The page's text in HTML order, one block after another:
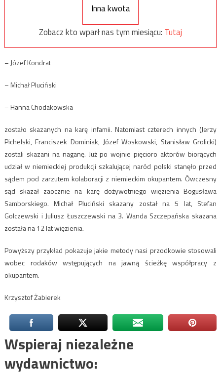
Inna kwota
Zobacz kto wparł nas tym miesiącu: Tutaj
– Józef Kondrat
– Michał Pluciński
– Hanna Chodakowska
zostało skazanych na karę infamii. Natomiast czterech innych (Jerzy
Pichelski, Franciszek Dominiak, Józef Woskowski, Stanisław Grolicki)
zostali skazani na naganę. Już po wojnie pięcioro aktorów biorących
udział w niemieckiej produkcji szkalującej naród polski stanęło przed
sądem pod zarzutem kolaboracji z niemieckim okupantem. Ówczesny
sąd skazał zaocznie na karę dożywotniego więzienia Bogusława
Samborskiego. Michał Pluciński skazany został na 5 lat, Stefan
Golczewski i Juliusz Łuszczewski na 3. Wanda Szczepańska skazana
została na 12 lat więzienia.
Powyższy przykład pokazuje jakie metody nasi przodkowie stosowali
wobec rodaków wstępujących na jawną ścieżkę współpracy z
okupantem.
Krzysztof Żabierek
Wspieraj niezależne
wydawnictwo: